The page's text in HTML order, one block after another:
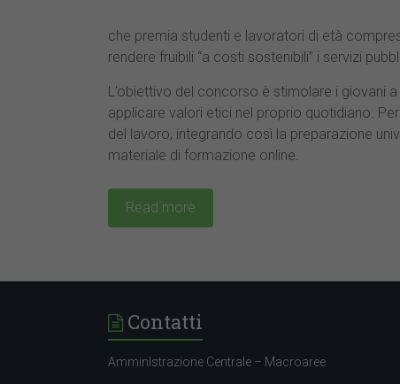
che premia studenti e lavoratori di età
rendere fruibili “a costi sostenibili” i servizi
L’obiettivo del concorso è stimolare i giovani
applicare valori etici nel proprio quotidiano.
del lavoro, integrando così la preparazione
materiale di formazione online.
Read more
Contatti
AmminIstrazione Centrale – Macroaree